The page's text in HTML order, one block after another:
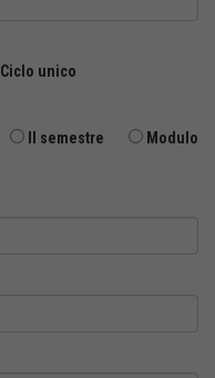
Ciclo unico
II semestre Modulo